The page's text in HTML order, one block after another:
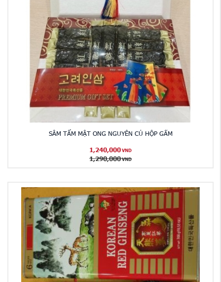
SÂM TẨM MẬT ONG NGUYÊN CỦ HỘP GẤM
1,240,000 VND
1,290,000 VND